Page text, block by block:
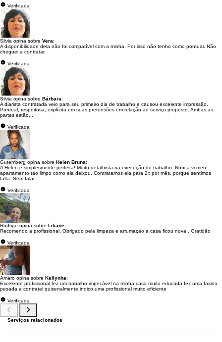
Verificada
Silvia opina sobre Vera:
A disponibilidade dela não foi compatível com a minha. Por isso não tenho como pontuar. Não
cheguei a contratar.
Verificada
Silvia opina sobre Bárbara:
A diarista contratada veio para seu primeiro dia de trabalho e causou excelente impressão.
Pontual, respeitosa, explícita em suas pretensões em relação ao serviço proposto. Ambas as
partes estão...
Verificada
Gutemberg opina sobre Helen Bruna:
A Helen é simplesmente perfeita! Muito detalhista na execução do trabalho. Nunca vi meu
apartamento tão limpo como ela deixou. Contratamos ela para 2x por mês, porque sentimos
falta. Sem falar...
Verificada
Rodrigo opina sobre Liliane:
Recomendo a profissional. Obrigado pela limpeza e arrumação a casa ficou nova . Gratidão
Verificada
Amaro opina sobre Kellynha:
Excelente profissional fez um trabalho impecável na minha casa muito educada fez uma faxina
pesada a contratei quisenalmente indico uma profissional muito eficiente
Verificada
Serviços relacionados